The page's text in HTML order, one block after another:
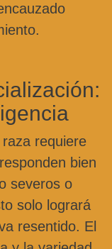
requiere
bien
severos o
solo logrará
resentido. El